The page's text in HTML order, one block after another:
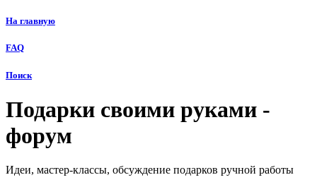
На главную
FAQ
Поиск
Подарки своими руками -
форум
Идеи, мастер-классы, обсуждение подарков ручной работы